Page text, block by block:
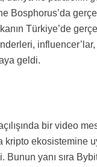
Bosphorus’da
Türkiye’de
influencer’lar,
geldi.
bir video
kripto ekosistemine
Bunun yanı sıra